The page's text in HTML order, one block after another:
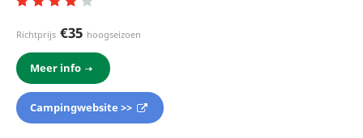
Richtprijs €35 hoogseizoen
Meer info
Campingwebsite >>